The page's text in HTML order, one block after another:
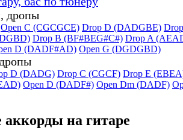
дропы
Open C (CGCGCE) Drop D (DADGBE)
Drop B (BF#BEG#C#) Drop A
D (DADF#AD) Open G (DGDGBD)
D (DADG) Drop C (CGCF) Drop E
Open D (DADF#) Open Dm (DADF)
на гитаре